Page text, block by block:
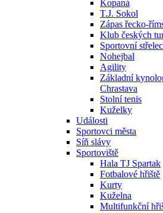
Kopaná
T.J. Sokol
Zápas řecko-
Klub českých
Sportovní
Nohejbal
Agility
Základní
Chrastava
Stolní tenis
Kuželky
Události
Sportovci města
Síň slávy
Sportoviště
Hala TJ Spartak
Fotbalové hřiště
Kurty
Kuželna
Multifunkční